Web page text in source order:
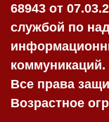
68943 от
службой по
коммуникаций.
Все права
Возрастное